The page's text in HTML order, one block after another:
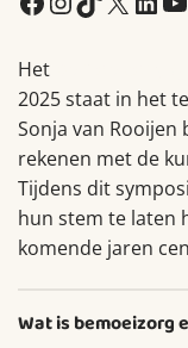
Het
2025 staat in het
Sonja van
rekenen met de
Tijdens dit
hun stem te laten
komende jaren
Wat is bemoeizorg